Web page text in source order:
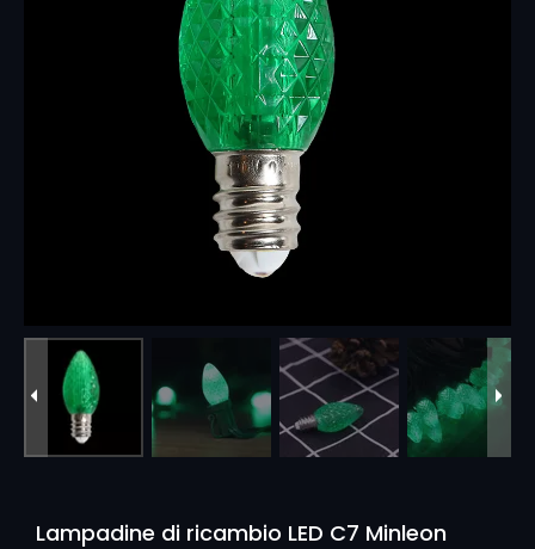
Lampadine di ricambio LED C7 Minleon